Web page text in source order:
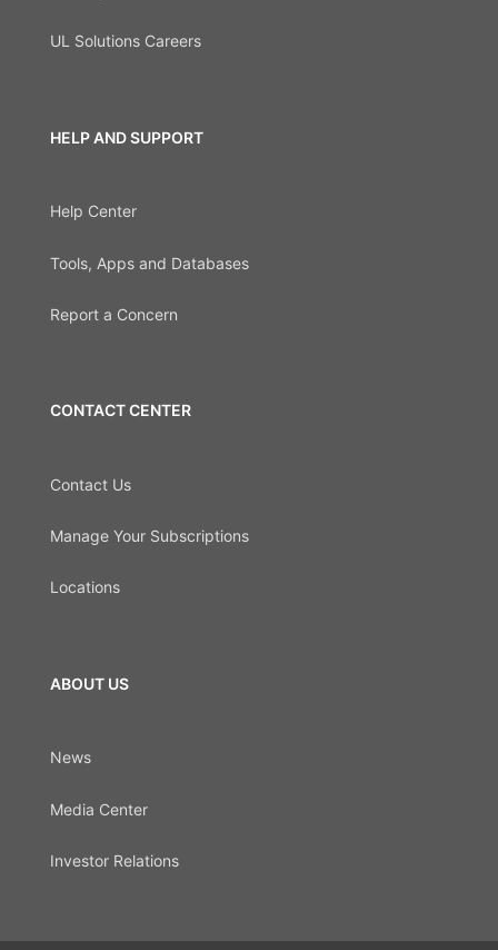
UL Solutions Careers
HELP AND SUPPORT
Help Center
Tools, Apps and Databases
Report a Concern
CONTACT CENTER
Contact Us
Manage Your Subscriptions
Locations
ABOUT US
News
Media Center
Investor Relations